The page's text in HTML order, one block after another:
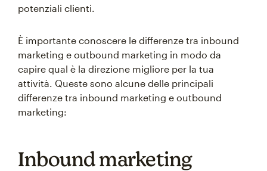
potenziali clienti.
È importante conoscere le differenze tra inbound
marketing e outbound marketing in modo da
capire qual è la direzione migliore per la tua
attività. Queste sono alcune delle principali
differenze tra inbound marketing e outbound
marketing:
Inbound marketing